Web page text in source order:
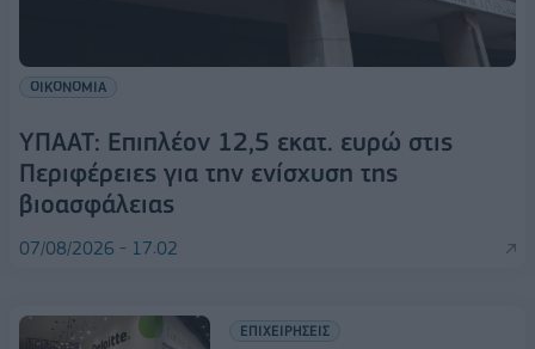
ΟΙΚΟΝΟΜΙΑ
ΥΠΑΑΤ: Επιπλέον 12,5 εκατ. ευρώ στις
Περιφέρειες για την ενίσχυση της
βιοασφάλειας
07/08/2026 - 17:02
ΕΠΙΧΕΙΡΗΣΕΙΣ